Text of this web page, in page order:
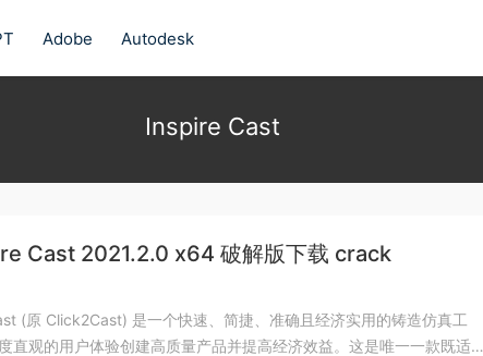
Adobe Autodesk
Inspire Cast
Cast 2021.2.0 x64 破解版下载 crack
(原 Click2Cast) 是一个快速、简捷、准确且经济实用的铸造仿真工
直观的用户体验创建高质量产品并提高经济效益。这是唯一一款既适合